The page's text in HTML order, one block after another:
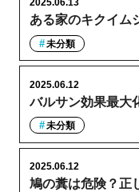
ある家のキクイム
2025.06.13
未分類
バルサン効果最大
2025.06.12
未分類
鳩の糞は危険？正
2025.06.12